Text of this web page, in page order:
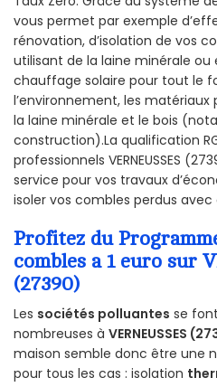
vous permet par exemple
rénovation, d’isolation de vos
utilisant de la laine minérale ou
chauffage solaire pour tout le
l’environnement, les
la laine minérale et le bois
construction).La qualification
professionnels VERNEUSSES
service pour vos travaux
isoler vos combles perdus
Profitez du
combles a 1 euro sur
(27390)
Les sociétés polluantes se
nombreuses à VERNEUSSES
maison semble donc être une
pour tous les cas : isolation